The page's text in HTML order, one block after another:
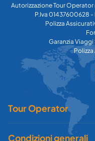
Autorizzazione Tour
P.Iva 01437600628 -
Polizza
Garanzia Viaggi
Tour Operator
Condizioni generali